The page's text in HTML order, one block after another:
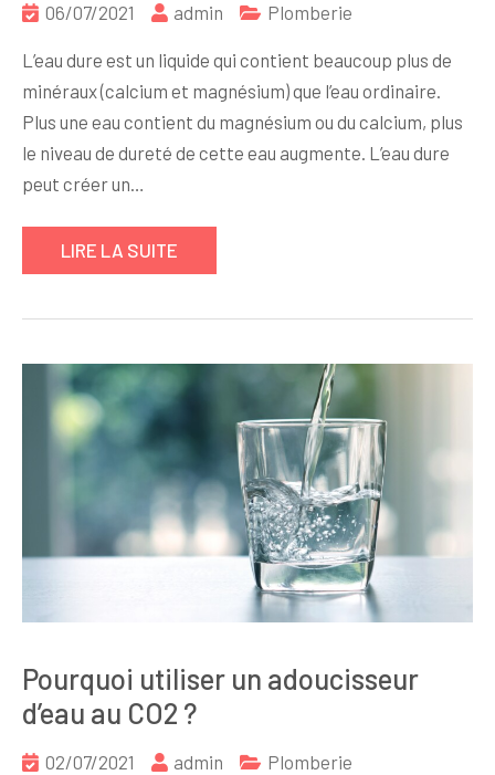
06/07/2021 admin Plomberie
L’eau dure est un liquide qui contient beaucoup plus de
minéraux (calcium et magnésium) que l’eau ordinaire.
Plus une eau contient du magnésium ou du calcium, plus
le niveau de dureté de cette eau augmente. L’eau dure
peut créer un…
LIRE LA SUITE
Pourquoi utiliser un adoucisseur
d’eau au CO2 ?
02/07/2021 admin Plomberie